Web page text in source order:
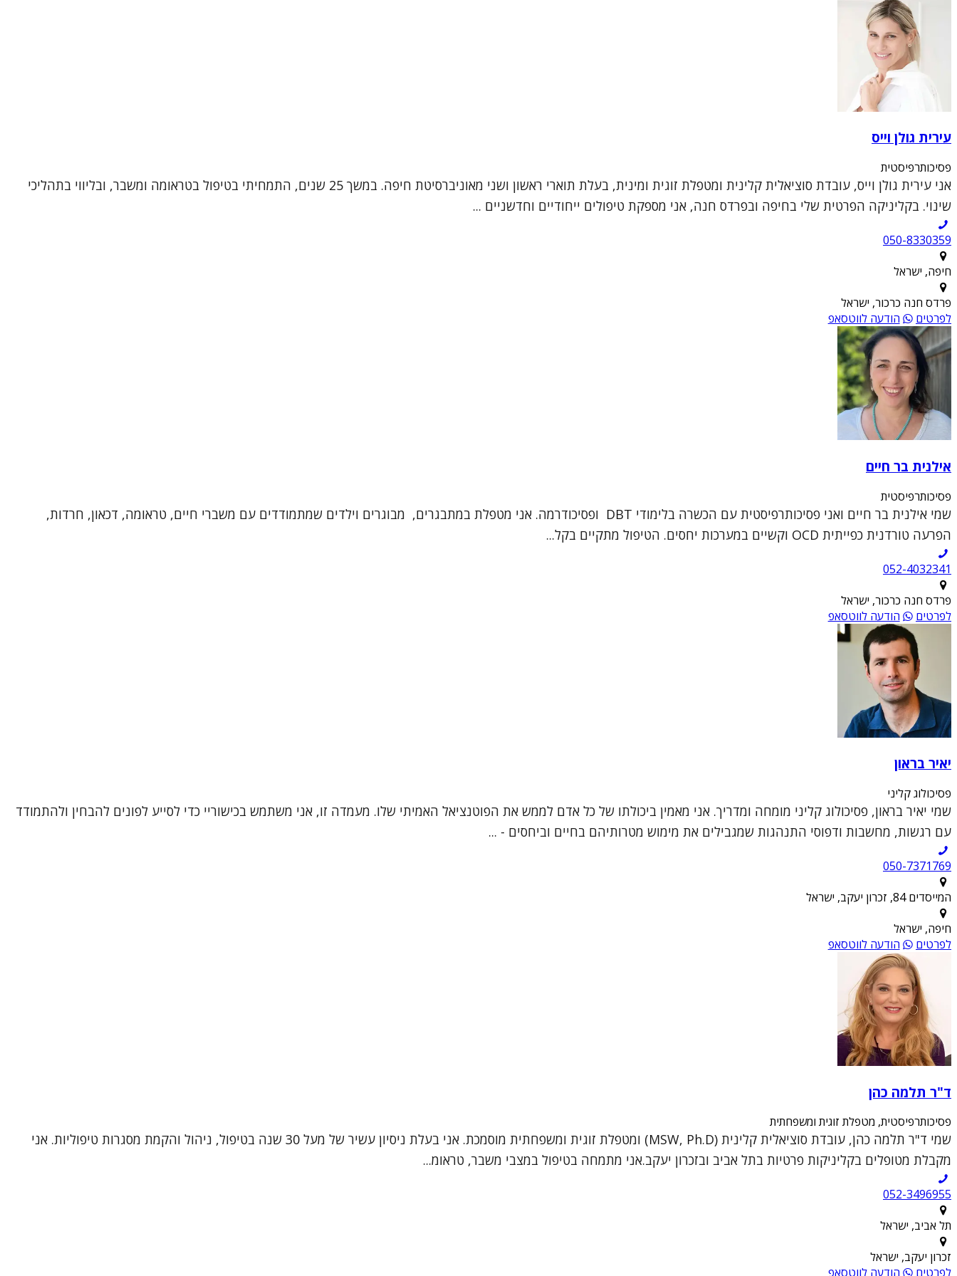
עירית גולן וייס
פסיכותרפיסטית
אני עירית גולן וייס, עובדת סוציאלית קלינית ומטפלת זוגית ומינית, בעלת תוארי ראשון ושני מאוניברסיטת חיפה. במשך 25 שנים, התמחיתי בטיפול בטראומה ומשבר, ובליווי בתהליכי
שינוי. בקליניקה הפרטית שלי בחיפה ובפרדס חנה, אני מספקת טיפולים ייחודיים וחדשניים ...
050-8330359
חיפה, ישראל
פרדס חנה כרכור, ישראל
לפרטים
הודעה לווטסאפ
אילנית בר חיים
פסיכותרפיסטית
שמי אילנית בר חיים ואני פסיכותרפיסטית עם הכשרה בלימודי DBT ופסיכודרמה. אני מטפלת במתבגרים, מבוגרים וילדים שמתמודדים עם משברי חיים, טראומה, דכאון, חרדות,
הפרעה טורדנית כפייתית OCD וקשיים במערכות יחסים. הטיפול מתקיים בקל...
052-4032341
פרדס חנה כרכור, ישראל
לפרטים
הודעה לווטסאפ
יאיר בראון
פסיכולוג קליני
שמי יאיר בראון, פסיכולוג קליני מומחה ומדריך. אני מאמין ביכולתו של כל אדם לממש את הפוטנציאל האמיתי שלו. מעמדה זו, אני משתמש בכישוריי כדי לסייע לפונים להבחין ולהתמודד
עם רגשות, מחשבות ודפוסי התנהגות שמגבילים את מימוש מטרותיהם בחיים וביחסים - ...
050-7371769
המייסדים 84, זכרון יעקב, ישראל
חיפה, ישראל
לפרטים
הודעה לווטסאפ
ד"ר תלמה כהן
פסיכותרפיסטית, מטפלת זוגית ומשפחתית
שמי ד"ר תלמה כהן, עובדת סוציאלית קלינית (MSW, Ph.D) ומטפלת זוגית ומשפחתית מוסמכת. אני בעלת ניסיון עשיר של מעל 30 שנה בטיפול, ניהול והקמת מסגרות טיפוליות. אני
מקבלת מטופלים בקליניקות פרטיות בתל אביב ובזכרון יעקב.אני מתמחה בטיפול במצבי משבר, טראומ...
052-3496955
תל אביב, ישראל
זכרון יעקב, ישראל
לפרטים
הודעה לווטסאפ